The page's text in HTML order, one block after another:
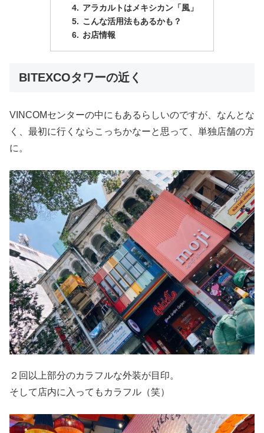
アラカルトはメキシカン「風」
こんな活用法もあるかも？
お店情報
BITEXCOタワーの近く
VINCOMセンターの中にもあるらしいのですが、なんとな
く、最初に行くならこっちかなーと思って、単独店舗の方
に。
２回以上部分のカラフルな外装が目印。
そして店内に入ってもカラフル（笑）